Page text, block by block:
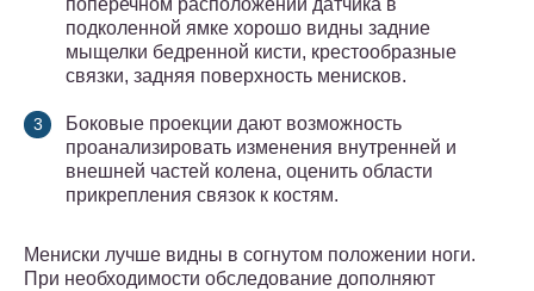
поперечном расположении датчика в
подколенной ямке хорошо видны задние
мыщелки бедренной кисти, крестообразные
связки, задняя поверхность менисков.
Боковые проекции дают возможность
проанализировать изменения внутренней и
внешней частей колена, оценить области
прикрепления связок к костям.
Мениски лучше видны в согнутом положении ноги.
При необходимости обследование дополняют